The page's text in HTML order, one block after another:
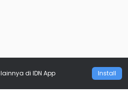
lainnya di IDN App Install